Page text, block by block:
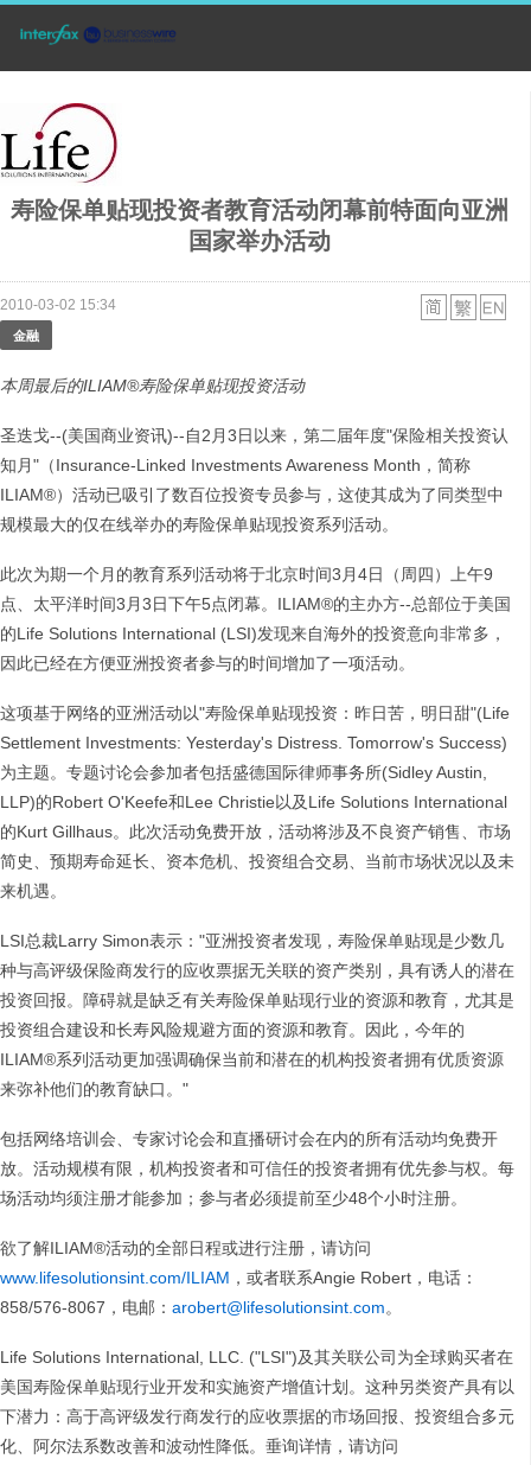
寿险保单贴现投资者教育活动闭幕前特面向亚洲
国家举办活动
2010-03-02 15:34
金融
本周最后的ILIAM®寿险保单贴现投资活动
圣迭戈--(美国商业资讯)--自2月3日以来，第二届年度"保险相关投资认
知月"（Insurance-Linked Investments Awareness Month，简称
ILIAM®）活动已吸引了数百位投资专员参与，这使其成为了同类型中
规模最大的仅在线举办的寿险保单贴现投资系列活动。
此次为期一个月的教育系列活动将于北京时间3月4日（周四）上午9
点、太平洋时间3月3日下午5点闭幕。ILIAM®的主办方--总部位于美国
的Life Solutions International (LSI)发现来自海外的投资意向非常多，
因此已经在方便亚洲投资者参与的时间增加了一项活动。
这项基于网络的亚洲活动以"寿险保单贴现投资：昨日苦，明日甜"(Life
Settlement Investments: Yesterday's Distress. Tomorrow's Success)
为主题。专题讨论会参加者包括盛德国际律师事务所(Sidley Austin,
LLP)的Robert O'Keefe和Lee Christie以及Life Solutions International
的Kurt Gillhaus。此次活动免费开放，活动将涉及不良资产销售、市场
简史、预期寿命延长、资本危机、投资组合交易、当前市场状况以及未
来机遇。
LSI总裁Larry Simon表示："亚洲投资者发现，寿险保单贴现是少数几
种与高评级保险商发行的应收票据无关联的资产类别，具有诱人的潜在
投资回报。障碍就是缺乏有关寿险保单贴现行业的资源和教育，尤其是
投资组合建设和长寿风险规避方面的资源和教育。因此，今年的
ILIAM®系列活动更加强调确保当前和潜在的机构投资者拥有优质资源
来弥补他们的教育缺口。"
包括网络培训会、专家讨论会和直播研讨会在内的所有活动均免费开
放。活动规模有限，机构投资者和可信任的投资者拥有优先参与权。每
场活动均须注册才能参加；参与者必须提前至少48个小时注册。
欲了解ILIAM®活动的全部日程或进行注册，请访问
www.lifesolutionsint.com/ILIAM ，或者联系Angie Robert，电话：
858/576-8067，电邮： arobert@lifesolutionsint.com。
Life Solutions International, LLC. ("LSI")及其关联公司为全球购买者在
美国寿险保单贴现行业开发和实施资产增值计划。这种另类资产具有以
下潜力：高于高评级发行商发行的应收票据的市场回报、投资组合多元
化、阿尔法系数改善和波动性降低。垂询详情，请访问